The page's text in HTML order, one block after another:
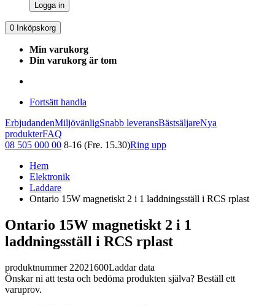
Logga in
0 Inköpskorg
Min varukorg
Din varukorg är tom
Fortsätt handla
ErbjudandenMiljövänligSnabb leveransBästsäljareNya
produkterFAQ
08 505 000 00 8-16 (Fre. 15.30)Ring upp
Hem
Elektronik
Laddare
Ontario 15W magnetiskt 2 i 1 laddningsställ i RCS rplast
Ontario 15W magnetiskt 2 i 1
laddningsställ i RCS rplast
produktnummer 22021600Laddar data
Önskar ni att testa och bedöma produkten själva? Beställ ett
varuprov.